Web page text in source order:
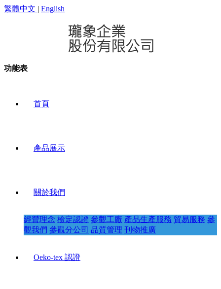
繁體中文 | English
功能表
首頁
產品展示
關於我們
經營理念 檢定認證 參觀工廠 產品生產服務 貿易服務 參
觀我們 參觀分公司 品質管理 刊物推廣
Oeko-tex 認證